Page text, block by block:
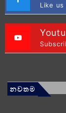
Like us
නවතම